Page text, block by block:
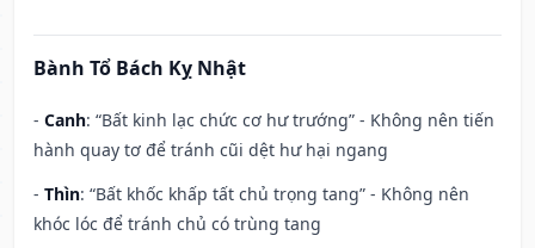
Bành Tổ Bách Kỵ Nhật
- Canh: “Bất kinh lạc chức cơ hư trướng” - Không nên tiến
hành quay tơ để tránh cũi dệt hư hại ngang
- Thìn: “Bất khốc khấp tất chủ trọng tang” - Không nên
khóc lóc để tránh chủ có trùng tang